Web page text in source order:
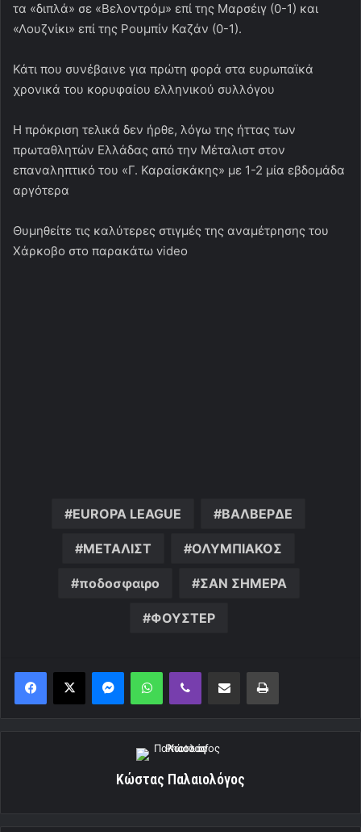
τα «διπλά» σε «Βελοντρόμ» επί της Μαρσέιγ (0-1) και
«Λουζνίκι» επί της Ρουμπίν Καζάν (0-1).
Κάτι που συνέβαινε για πρώτη φορά στα ευρωπαϊκά
χρονικά του κορυφαίου ελληνικού συλλόγου
Η πρόκριση τελικά δεν ήρθε, λόγω της ήττας των
πρωταθλητών Ελλάδας από την Μέταλιστ στον
επαναληπτικό του «Γ. Καραίσκάκης» με 1-2 μία εβδομάδα
αργότερα
Θυμηθείτε τις καλύτερες στιγμές της αναμέτρησης του
Χάρκοβο στο παρακάτω video
EUROPA LEAGUE ΒΑΛΒΕΡΔΕ
ΜΕΤΑΛΙΣΤ ΟΛΥΜΠΙΑΚΟΣ
ποδοσφαιρο ΣΑΝ ΣΗΜΕΡΑ
ΦΟΥΣΤΕΡ
MessengerWhatsAppViber Κοινοποίηση μέσω ηλεκτρονικού ταχυδρομείουΕκτύπωση
Κώστας Παλαιολόγος